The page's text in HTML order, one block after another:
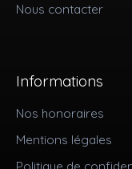
Nous contacter
Informations
Nos honoraires
Mentions légales